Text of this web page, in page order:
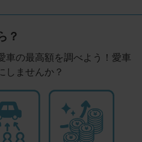
？
車の最高額を調べよう！愛車
しませんか？